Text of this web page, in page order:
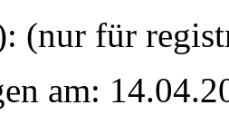
(nur für
am: